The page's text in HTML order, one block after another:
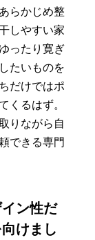
らかじめ整
しやすい家
ったり寛ぎ
たいものを
だけではポ
くるはず。
りながら自
できる専門
ン性だ
けまし